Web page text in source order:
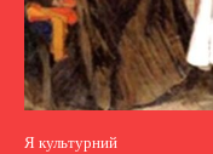
Я культурний